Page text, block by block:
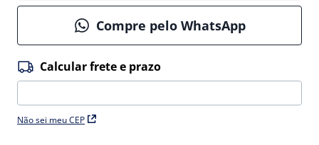
Compre pelo WhatsApp
Não sei meu CEP